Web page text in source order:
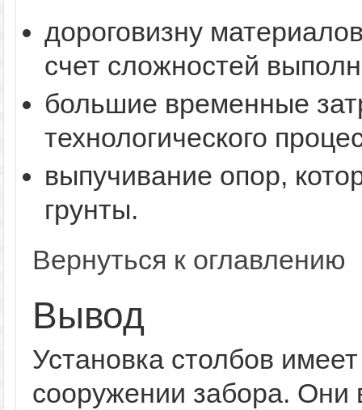
дороговизну
счет сложностей
большие временные
технологического
выпучивание опор,
грунты.
Вернуться к оглавлению
Вывод
Установка столбов
сооружении забора.